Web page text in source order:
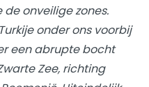
onveilige zones.
onder ons voorbij
een abrupte bocht
Zee, richting